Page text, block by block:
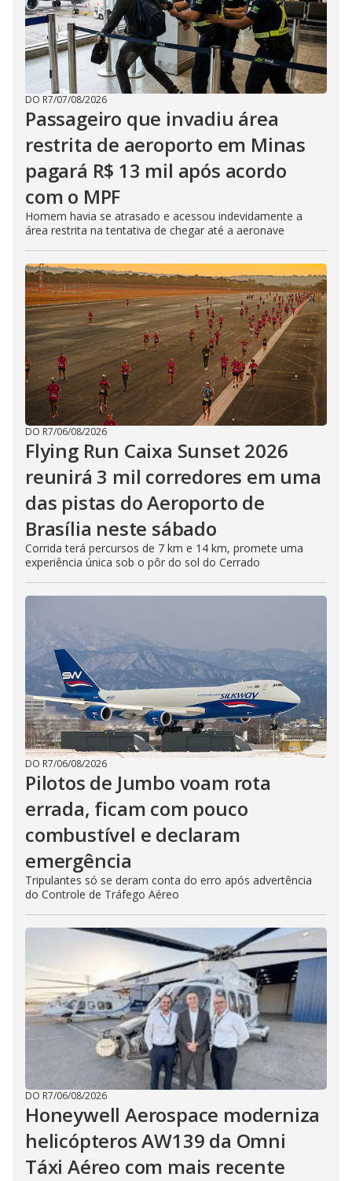
DO R7/07/08/2026
Passageiro que invadiu área
restrita de aeroporto em Minas
pagará R$ 13 mil após acordo
com o MPF
Homem havia se atrasado e acessou indevidamente a
área restrita na tentativa de chegar até a aeronave
DO R7/06/08/2026
Flying Run Caixa Sunset 2026
reunirá 3 mil corredores em uma
das pistas do Aeroporto de
Brasília neste sábado
Corrida terá percursos de 7 km e 14 km, promete uma
experiência única sob o pôr do sol do Cerrado
DO R7/06/08/2026
Pilotos de Jumbo voam rota
errada, ficam com pouco
combustível e declaram
emergência
Tripulantes só se deram conta do erro após advertência
do Controle de Tráfego Aéreo
DO R7/06/08/2026
Honeywell Aerospace moderniza
helicópteros AW139 da Omni
Táxi Aéreo com mais recente